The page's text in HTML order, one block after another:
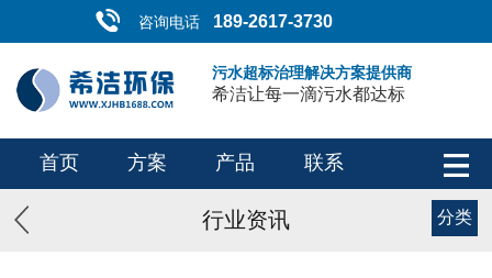
咨询电话 189-2617-3730
污水超标治理解决方案提供商
希洁让每一滴污水都达标
首页 方案 产品 联系
行业资讯 分类